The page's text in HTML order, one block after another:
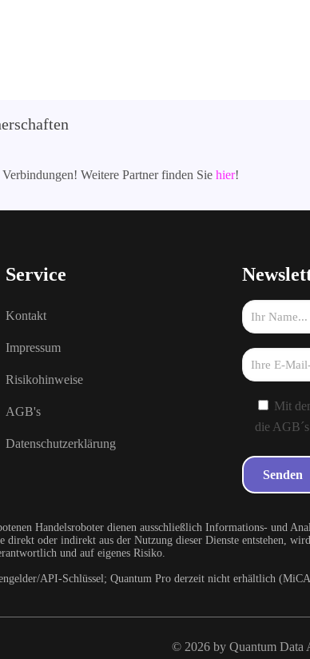
Weitere Partner finden Sie hier!
Service
Kontakt
Impressum
Risikohinweise
AGB's
Datenschutzerklärung
Mit
die
Handelsroboter dienen ausschließlich Informations- und
oder indirekt aus der Nutzung dieser Dienste entstehen,
und auf eigenes Risiko.
API-Schlüssel; Quantum Pro derzeit nicht erhältlich
© 2026 by Quantum Data